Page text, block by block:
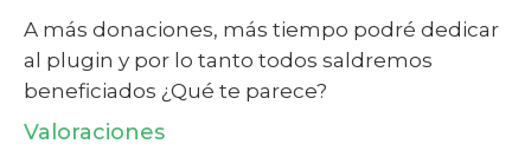
A más donaciones, más tiempo podré dedicar
al plugin y por lo tanto todos saldremos
beneficiados ¿Qué te parece?
Valoraciones